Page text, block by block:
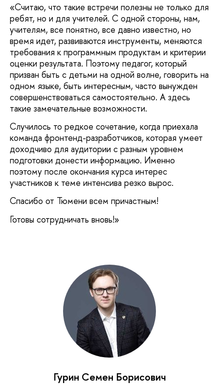
«Считаю, что такие встречи полезны не только для
ребят, но и для учителей. С одной стороны, нам,
учителям, все понятно, все давно известно, но
время идет, развиваются инструменты, меняются
требования к программным продуктам и критерии
оценки результата. Поэтому педагог, который
призван быть с детьми на одной волне, говорить на
одном языке, быть интересным, часто вынужден
совершенствоваться самостоятельно. А здесь
такие замечательные возможности.
Случилось то редкое сочетание, когда приехала
команда фронтенд-разработчиков, которая умеет
доходчиво для аудитории с разным уровнем
подготовки донести информацию. Именно
поэтому после окончания курса интерес
участников к теме интенсива резко вырос.
Спасибо от Тюмени всем причастным!
Готовы сотрудничать вновь!»
Гурин Семен Борисович